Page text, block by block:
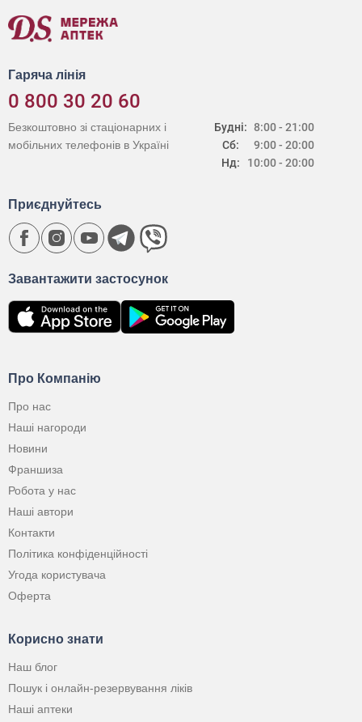
Гаряча лінія
0 800 30 20 60
Будні:
Сб:
Нд:
8:00 - 21:00
9:00 - 20:00
10:00 - 20:00
Безкоштовно зі стаціонарних і
мобільних телефонів в Україні
Про Компанію
Про нас
Наші нагороди
Новини
Франшиза
Робота у нас
Наші автори
Контакти
Політика конфіденційності
Угода користувача
Оферта
Корисно знати
Наш блог
Пошук і онлайн-резервування ліків
Наші аптеки
Завантажити застосунок
Приєднуйтесь